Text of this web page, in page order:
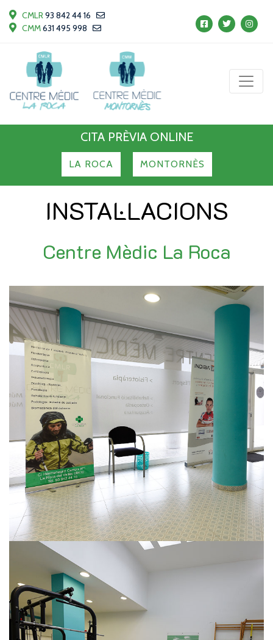
CMLR93 842 44 16
CMM631 495 998
CITA PRÈVIA ONLINE
LA ROCA MONTORNÈS
INSTAL·LACIONS
Centre Mèdic La Roca